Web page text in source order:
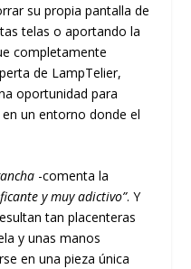
su propia pantalla de
telas o aportando la
completamente
de LampTelier,
oportunidad para
un entorno donde el
-comenta la
y muy adictivo”. Y
tan placenteras
y unas manos
en una pieza única